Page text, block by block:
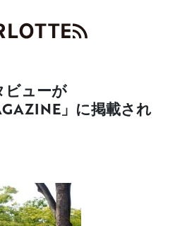
ビューが
」に掲載され